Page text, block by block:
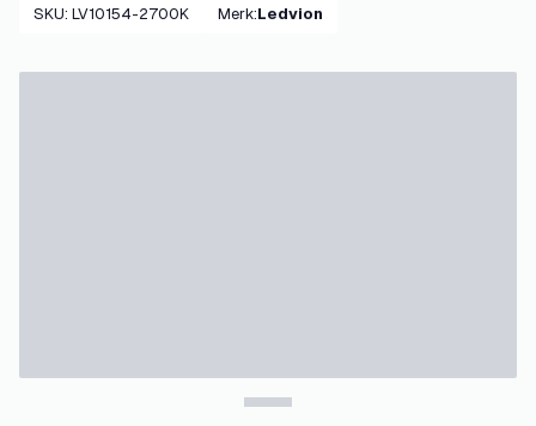
SKU: LV10154-2700K Merk: Ledvion